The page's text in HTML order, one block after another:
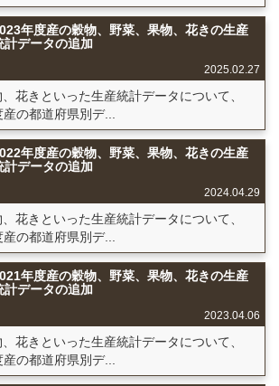
年度産の穀物、野菜、果物、花きの生産
計データの追加
2025.02.27
花きといった生産統計データについて、
の都道府県別デ...
年度産の穀物、野菜、果物、花きの生産
計データの追加
2024.04.29
花きといった生産統計データについて、
の都道府県別デ...
年度産の穀物、野菜、果物、花きの生産
計データの追加
2023.04.06
花きといった生産統計データについて、
の都道府県別デ...